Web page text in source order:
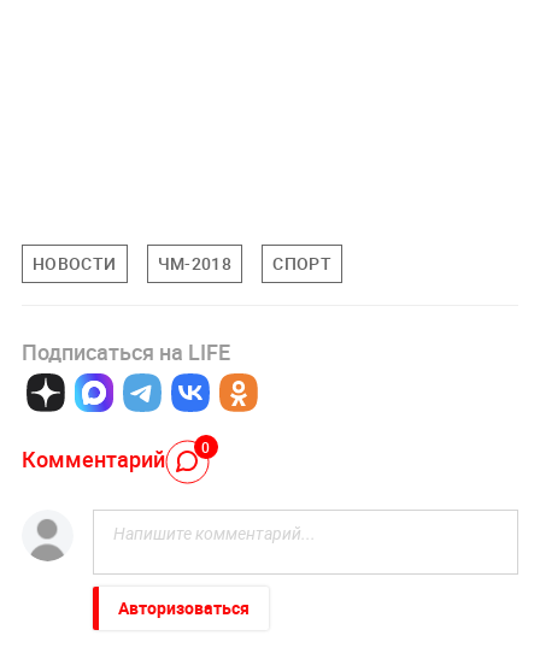
НОВОСТИ ЧМ-2018 СПОРТ
Подписаться на LIFE
Комментарий 0
Авторизоваться